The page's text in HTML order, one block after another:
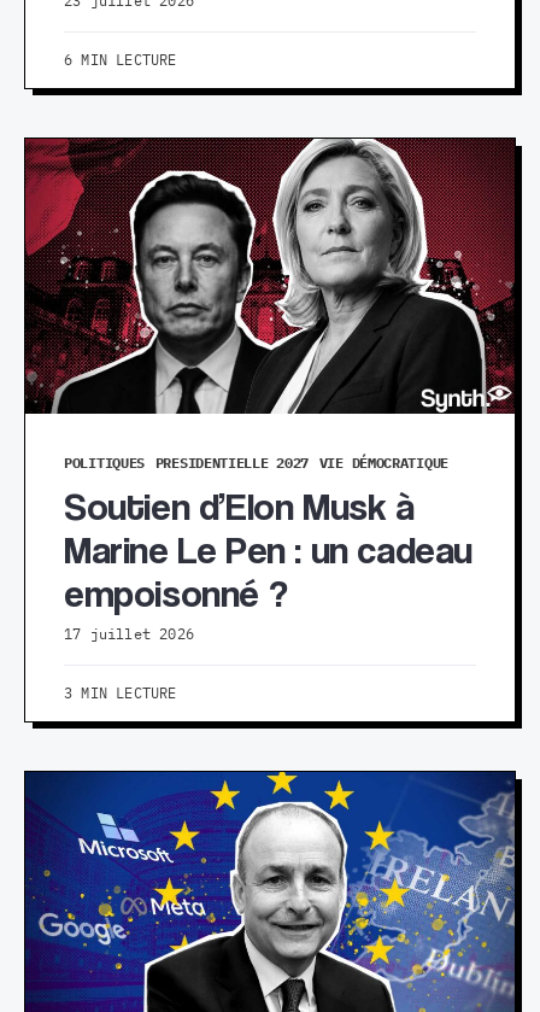
6 MIN LECTURE
POLITIQUES PRESIDENTIELLE 2027 VIE DÉMOCRATIQUE
Soutien d’Elon Musk à
Marine Le Pen : un cadeau
empoisonné ?
17 juillet 2026
3 MIN LECTURE